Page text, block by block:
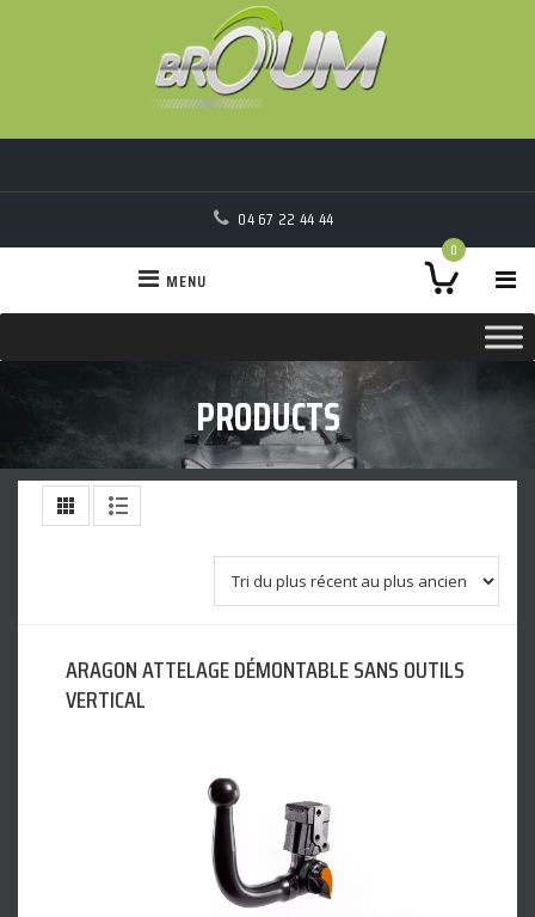
04 67 22 44 44
0
MENU
PRODUCTS
ARAGON ATTELAGE DÉMONTABLE SANS OUTILS
VERTICAL